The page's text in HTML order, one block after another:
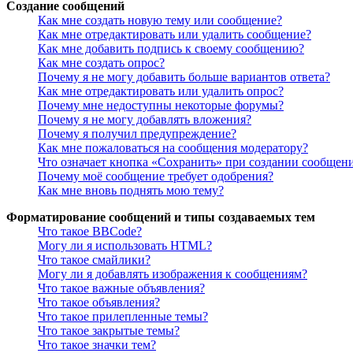
Создание сообщений
Как мне создать новую тему или сообщение?
Как мне отредактировать или удалить сообщение?
Как мне добавить подпись к своему сообщению?
Как мне создать опрос?
Почему я не могу добавить больше вариантов ответа?
Как мне отредактировать или удалить опрос?
Почему мне недоступны некоторые форумы?
Почему я не могу добавлять вложения?
Почему я получил предупреждение?
Как мне пожаловаться на сообщения модератору?
Что означает кнопка «Сохранить» при создании
Почему моё сообщение требует одобрения?
Как мне вновь поднять мою тему?
Форматирование сообщений и типы создаваемых тем
Что такое BBCode?
Могу ли я использовать HTML?
Что такое смайлики?
Могу ли я добавлять изображения к сообщениям?
Что такое важные объявления?
Что такое объявления?
Что такое прилепленные темы?
Что такое закрытые темы?
Что такое значки тем?